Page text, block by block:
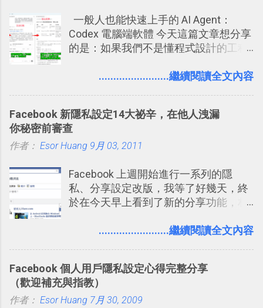
2016/7/7 新增 ： 如何活用 Trello 記
帳？我的理財計畫心得與看板範本
2016/7/13 新增： 如何將網頁資料快速
2016/8 新增： Trello 開放「強化功能」
2016/8 新增 ： Trello 卡片自訂欄位密
技！最想要的強大 Trello 客製化範例教
學 2016/11 新增： [時間技客-7] 重要緊
急時間管理四象限在 Trello 活用與範本
用 Trello？ 8個專案排程協作重點技巧
2017/6 新增： 如何用 Trello 規劃自助
旅行？我的 Trello 行程計畫使用技巧教
卡片不再落落長？專案管理的5個關鍵
技巧 2017/8/23 新增 ： 如何用 Trello 做
子彈筆記？我的 Trello GTD 方法範例看
板分享
來一個月的記憶長度！就這樣反覆慢慢
拉長時間練習，就能讓一個東西成為腦
海中更深刻的記憶。 問題是，當我們一
要準備數百個考試問題時，自己手動進
練習的記憶卡片，自動規劃要延期複習
的卡片，每天自動產生記憶練習題，這
樣的軟體中最受好評的，或許就是今天
一般人也能快速上手的 AI Agent：
Codex 電腦端軟體 今天這篇文章想分享
的是：如果我們不是懂程式設計的工程
（ChatGPT） 的 Codex 工具？ 如何用
打造一個更自動化的電腦工作流程。
........................繼續閱讀全文內容
Facebook 新隱私設定14大祕辛，在他人洩漏
你秘密前審查
作者： Esor Huang 9月 03, 2011
Facebook 上週開始進行一系列的隱
私、分享設定改版，我等了好幾天，終
於在今天早上看到了新的分享功能，相
用新版的分享功能與隱私設定。 嚴格來
置。不過有一項很實用的設定是新增
的， 那就是可以 事先審查 朋友「標籤
你」的內容，決定要不要讓其他朋友看
........................繼續閱讀全文內容
Facebook 個人用戶隱私設定心得完整分享
（歡迎補充與指教）
作者： Esor Huang 7月 30, 2009